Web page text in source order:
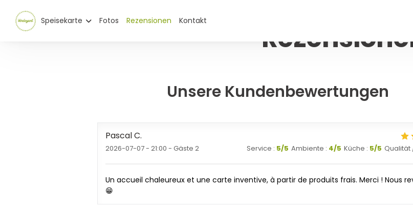
Speisekarte Fotos Rezensionen Kontakt
Unsere Kundenbewertungen
PascalC
2026-07-07- 21:00 - Gäste 2 Service : 5/5 Ambiente : 4/5 Küche : 5/5 Qualität
Un accueil chaleureux et une carte inventive, à partir de produits frais. Merci ! Nous
😁